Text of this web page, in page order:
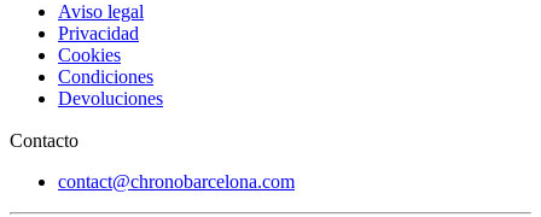
Aviso legal
Privacidad
Cookies
Condiciones
Devoluciones
Contacto
contact@chronobarcelona.com